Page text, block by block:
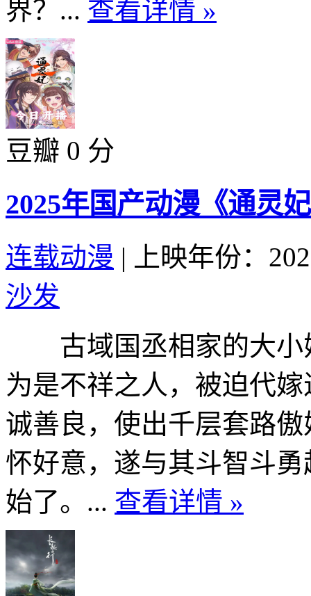
界？... 查看详情 »
豆瓣 0 分
2025年国产动漫《通灵
连载动漫 |
上映年份：
沙发
古域国丞相家的大小
为是不祥之人，被迫代
诚善良，使出千层套路
怀好意，遂与其斗智斗
始了。... 查看详情 »